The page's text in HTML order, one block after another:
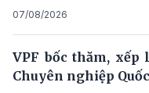
07/08/2026
VPF bốc thăm,
Chuyên nghiệp